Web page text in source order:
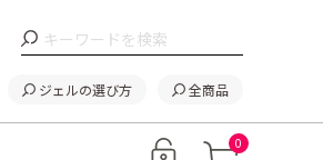
ジェルの選び方 全商品
0